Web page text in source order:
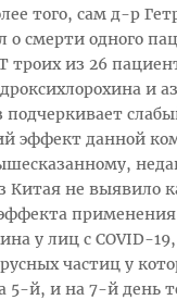
того, сам д-р
о смерти одного
троих из 26
и
эффект данной
Китая не выявило
применения
у лиц с COVID-
частиц у
5-й, и на 7-й день